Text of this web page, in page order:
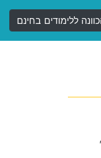
ללימודים בחינם